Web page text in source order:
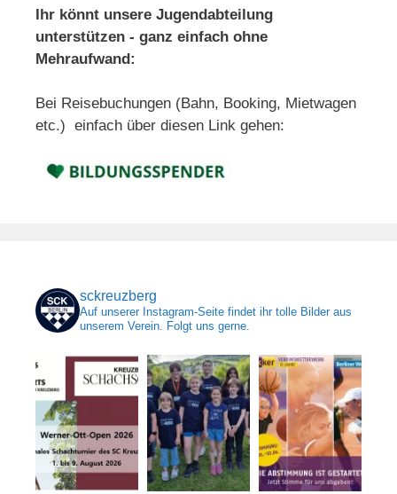
Ihr könnt unsere Jugendabteilung
unterstützen - ganz einfach ohne
Mehraufwand:
Bei Reisebuchungen (Bahn, Booking, Mietwagen
etc.) einfach über diesen Link gehen:
sckreuzberg
Auf unserer Instagram-Seite findet ihr tolle Bilder aus
unserem Verein. Folgt uns gerne.